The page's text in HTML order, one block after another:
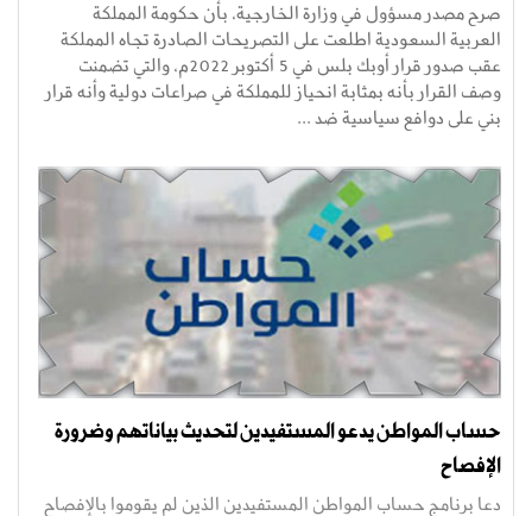
صرح مصدر مسؤول في وزارة الخارجية، بأن حكومة المملكة
العربية السعودية اطلعت على التصريحات الصادرة تجاه المملكة
عقب صدور قرار أوبك بلس في 5 أكتوبر 2022م، والتي تضمنت
وصف القرار بأنه بمثابة انحياز للمملكة في صراعات دولية وأنه قرار
بني على دوافع سياسية ضد ...
حساب المواطن يدعو المستفيدين لتحديث بياناتهم وضرورة
الإفصاح
دعا برنامج حساب المواطن المستفيدين الذين لم يقوموا بالإفصاح